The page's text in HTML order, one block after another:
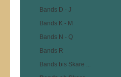
Bands D - J
Bands K - M
Bands N - Q
Bands R
Bands bis Skare ...